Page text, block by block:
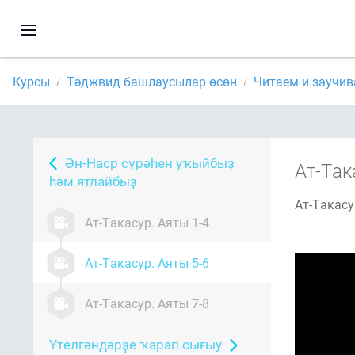
Курсы Тәджвид башлаусылар өсөн Читаем и
Ән-Наср сүрәһен уҡыйбыҙ
һәм ятлайбыҙ
Ат-Такасур. Аяты 1-4
Ат-Такасур. Аяты 5-6
Ат-Такасур. Аяты 7-8
Үтелгәндәрҙе ҡарап сығыу
Ат-
Ат-